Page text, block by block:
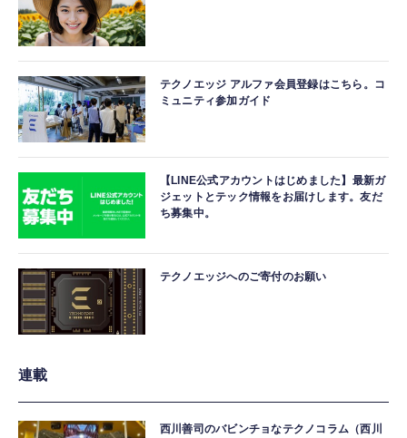
テクノエッジ アルファ会員登録はこちら。コ
ミュニティ参加ガイド
【LINE公式アカウントはじめました】最新ガ
ジェットとテック情報をお届けします。友だ
ち募集中。
テクノエッジへのご寄付のお願い
連載
西川善司のバビンチョなテクノコラム（西川